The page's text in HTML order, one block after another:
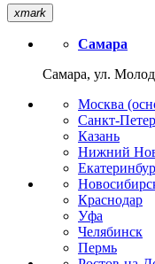
xmark
Самара
Самара, ул.
Москва
Санкт-
Казань
Нижний
Краснодар
Уфа
Челябинск
Пермь